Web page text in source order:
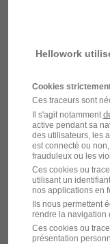
Hellowork
Cookies
Ces traceurs sont
Il s'agit notamment
active pendant sa
des utilisateurs, les
est connecté ou
frauduleux ou les
Ces cookies ou
utilisant un
nos applications en
Ils nous permettent
rendre la navigation
Ces cookies ou
présentation